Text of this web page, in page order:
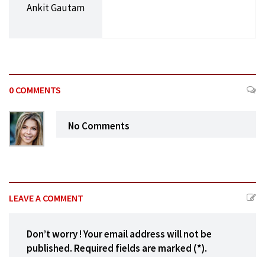
Ankit Gautam
0 COMMENTS
No Comments
LEAVE A COMMENT
Don’t worry ! Your email address will not be
published. Required fields are marked (*).